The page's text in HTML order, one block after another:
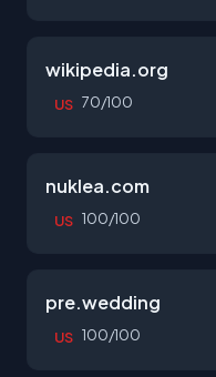
wikipedia.org
US 70/100
nuklea.com
US 100/100
pre.wedding
US 100/100